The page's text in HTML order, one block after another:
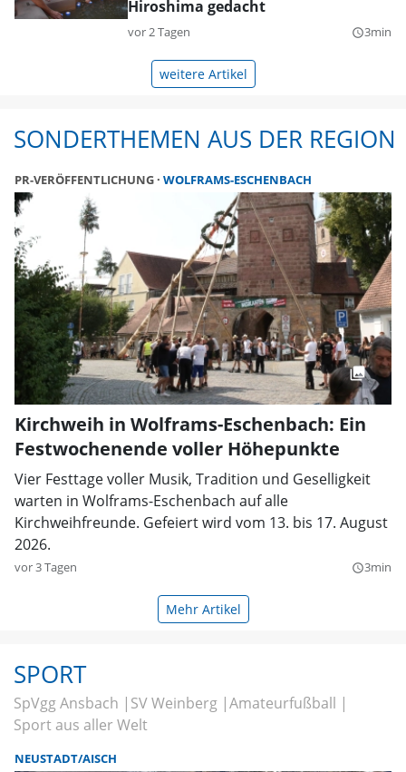
Hiroshima gedacht
vor 2 Tagen query_builder3min
weitere Artikel
SONDERTHEMEN AUS DER REGION
PR-VERÖFFENTLICHUNG WOLFRAMS-ESCHENBACH
Kirchweih in Wolframs-Eschenbach: Ein
Festwochenende voller Höhepunkte
Vier Festtage voller Musik, Tradition und Geselligkeit
warten in Wolframs-Eschenbach auf alle
Kirchweihfreunde. Gefeiert wird vom 13. bis 17. August
2026.
vor 3 Tagen query_builder3min
Mehr Artikel
SPORT
SpVgg Ansbach SV Weinberg Amateurfußball
Sport aus aller Welt
NEUSTADT/AISCH